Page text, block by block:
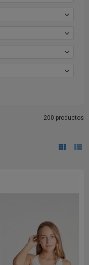
200 productos